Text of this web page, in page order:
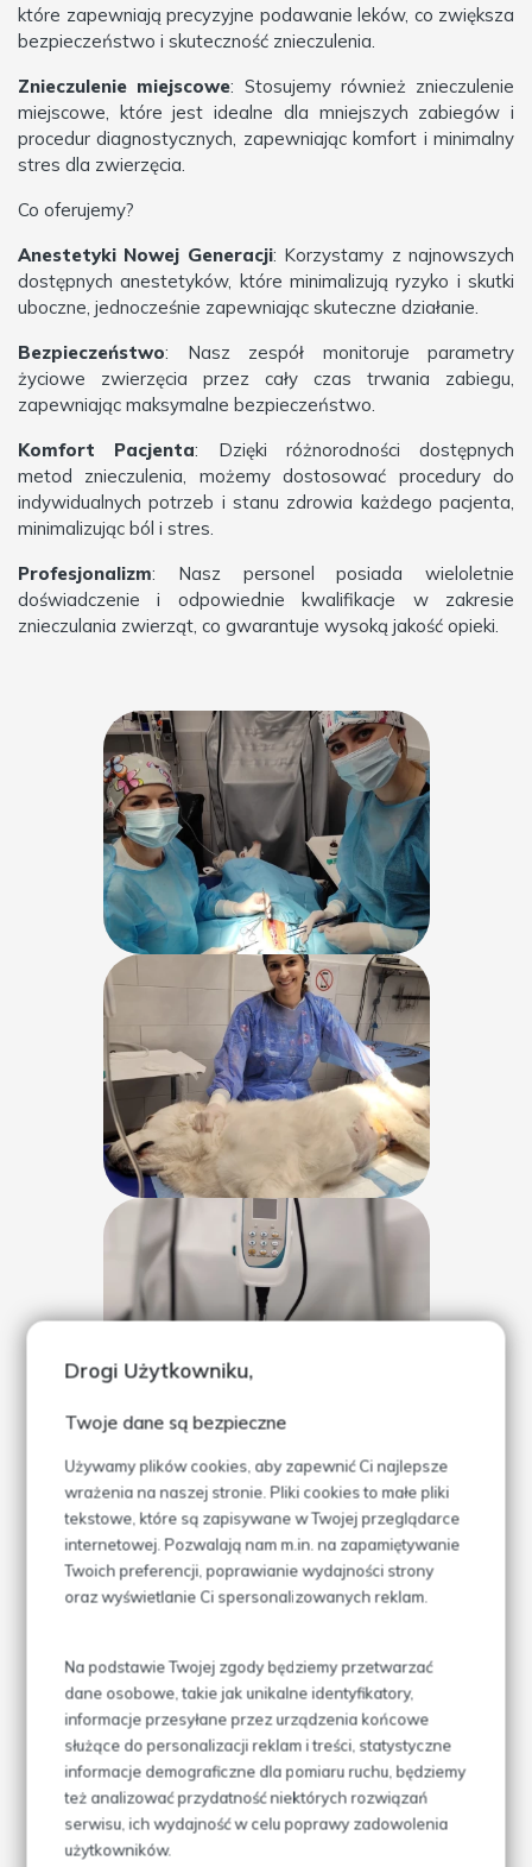
Drogi Użytkowniku,
Twoje dane są bezpieczne
Używamy plików cookies, aby zapewnić Ci najlepsze
wrażenia na naszej stronie. Pliki cookies to małe pliki
tekstowe, które są zapisywane w Twojej przeglądarce
internetowej. Pozwalają nam m.in. na zapamiętywanie
Twoich preferencji, poprawianie wydajności strony
oraz wyświetlanie Ci spersonalizowanych reklam.
Na podstawie Twojej zgody będziemy przetwarzać
dane osobowe, takie jak unikalne identyfikatory,
informacje przesyłane przez urządzenia końcowe
służące do personalizacji reklam i treści, statystyczne
informacje demograficzne dla pomiaru ruchu, będziemy
też analizować przydatność niektórych rozwiązań
serwisu, ich wydajność w celu poprawy zadowolenia
użytkowników.
które zapewniają precyzyjne podawanie leków, co zwiększa
bezpieczeństwo i skuteczność znieczulenia.
Znieczulenie miejscowe: Stosujemy również znieczulenie
miejscowe, które jest idealne dla mniejszych zabiegów i
procedur diagnostycznych, zapewniając komfort i minimalny
stres dla zwierzęcia.
Co oferujemy?
Anestetyki Nowej Generacji: Korzystamy z najnowszych
dostępnych anestetyków, które minimalizują ryzyko i skutki
uboczne, jednocześnie zapewniając skuteczne działanie.
Bezpieczeństwo: Nasz zespół monitoruje parametry
życiowe zwierzęcia przez cały czas trwania zabiegu,
zapewniając maksymalne bezpieczeństwo.
Komfort Pacjenta: Dzięki różnorodności dostępnych
metod znieczulenia, możemy dostosować procedury do
indywidualnych potrzeb i stanu zdrowia każdego pacjenta,
minimalizując ból i stres.
Profesjonalizm: Nasz personel posiada wieloletnie
doświadczenie i odpowiednie kwalifikacje w zakresie
znieczulania zwierząt, co gwarantuje wysoką jakość opieki.